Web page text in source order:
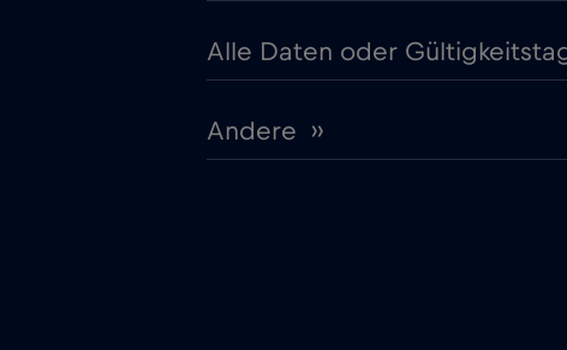
Alle Daten oder
Andere ››